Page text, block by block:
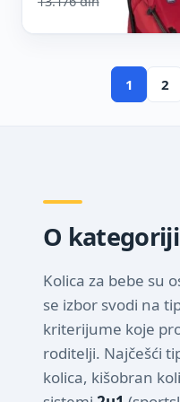
1 2
O
Kolica za bebe su
se izbor svodi na
kriterijume koje
roditelji. Najčešći
kolica, kišobran